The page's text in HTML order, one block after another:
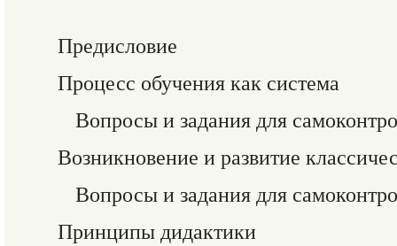
Предисловие
Процесс обучения как система
Вопросы и задания для
Возникновение и развитие
Вопросы и задания для
Принципы дидактики